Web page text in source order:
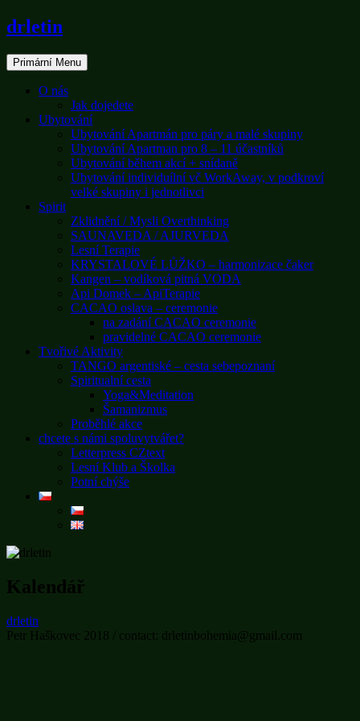
Přeskočit
na
obsah
drletin
Primární Menu
O nás
Jak dojedete
Ubytování
Ubytování Apartmán pro páry a malé skupiny
Ubytování Apartman pro 8 – 11 účastníků
Ubytování během akcí + snídaně
Ubytování individuílní vč WorkAway, v podkroví
velké skupiny i jednotlivci
Spirit
Zklidnění / Mysli Overthinking
SAUNAVEDA / AJURVEDA
Lesní Terapie
KRYSTALOVÉ LŮŽKO – harmonizace čaker
Kangen – vodíková pitná VODA
Api Domek – ApiTerapie
CACAO oslava – ceremonie
na zadání CACAO ceremonie
pravidelné CACAO ceremonie
Tvořivé Aktivity
TANGO argentiské – cesta sebepoznaní
Spiritualní cesta
Yoga&Meditation
Šamanizmus
Proběhlé akce
chcete s námi spoluvytvářet?
Letterpress CZtext
Lesní Klub a Školka
Potní chýše
Kalendář
drletin
Petr Haškovec 2018 / contact: drletinbohemia@gmail.com